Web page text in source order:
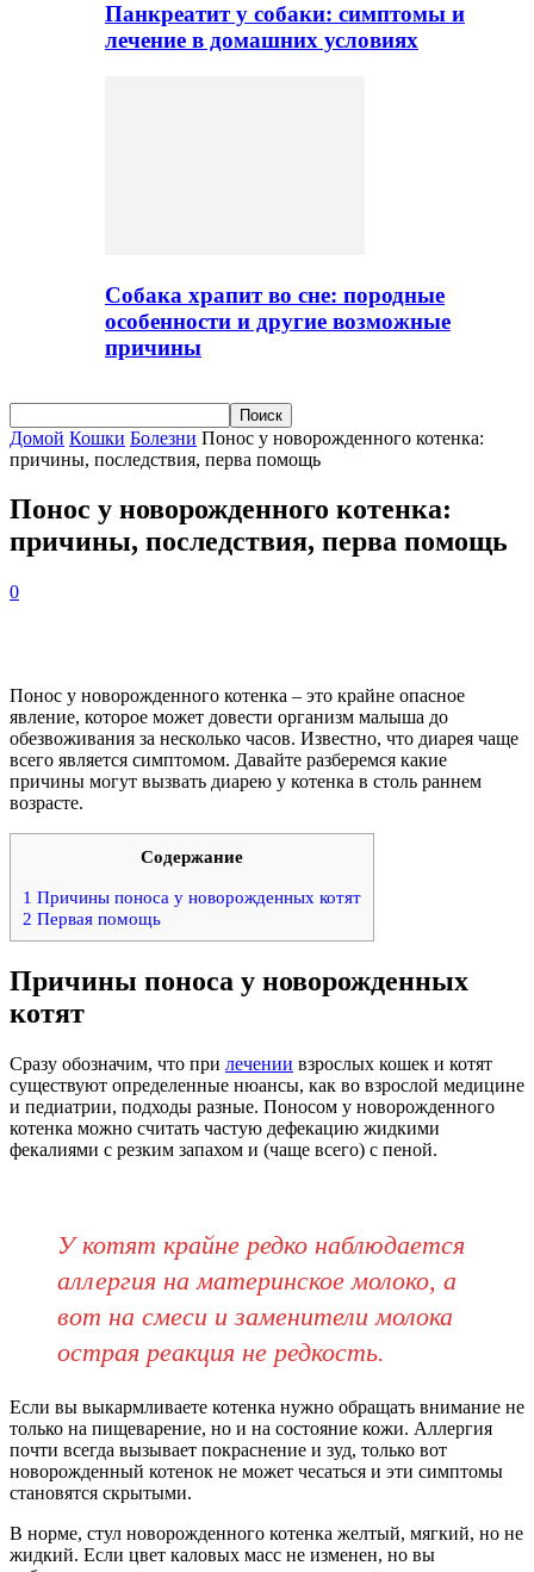
Панкреатит у собаки: симптомы и
лечение в домашних условиях
Собака храпит во сне: породные
особенности и другие возможные
причины
Домой Кошки Болезни Понос у новорожденного котенка:
причины, последствия, перва помощь
Понос у новорожденного котенка:
причины, последствия, перва помощь
0
Понос у новорожденного котенка – это крайне опасное
явление, которое может довести организм малыша до
обезвоживания за несколько часов. Известно, что диарея чаще
всего является симптомом. Давайте разберемся какие
причины могут вызвать диарею у котенка в столь раннем
возрасте.
Содержание
1 Причины поноса у новорожденных котят
2 Первая помощь
Причины поноса у новорожденных
котят
Сразу обозначим, что при лечении взрослых кошек и котят
существуют определенные нюансы, как во взрослой медицине
и педиатрии, подходы разные. Поносом у новорожденного
котенка можно считать частую дефекацию жидкими
фекалиями с резким запахом и (чаще всего) с пеной.
У котят крайне редко наблюдается
аллергия на материнское молоко, а
вот на смеси и заменители молока
острая реакция не редкость.
Если вы выкармливаете котенка нужно обращать внимание не
только на пищеварение, но и на состояние кожи. Аллергия
почти всегда вызывает покраснение и зуд, только вот
новорожденный котенок не может чесаться и эти симптомы
становятся скрытыми.
В норме, стул новорожденного котенка желтый, мягкий, но не
жидкий. Если цвет каловых масс не изменен, но вы